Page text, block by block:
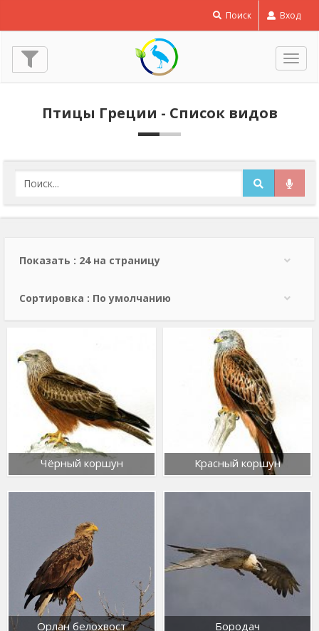
Поиск Вход
Птицы Греции - Список видов
Показать : 24 на страницу
Сортировка : По умолчанию
Чёрный коршун Красный коршун
Орлан белохвост Бородач